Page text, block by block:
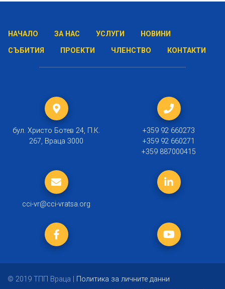
НАЧАЛО ЗА НАС УСЛУГИ
НОВИНИ
СЪБИТИЯ
ПРОЕКТИ ЧЛЕНСТВО КОНТАКТИ
бул. Христо Ботев 24, П.К.
267, Враца 3000
+359 92 660273
+359 92 660271
+359 887000415
cci-vr@cci-vratsa.org
© 2019 ТПП Враца | Политика за личните данни